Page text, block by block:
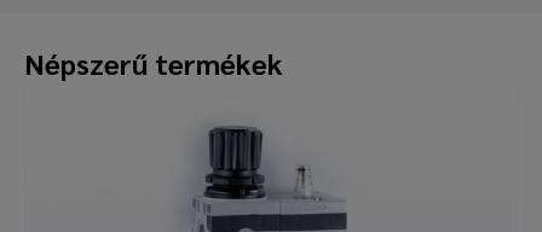
Népszerű termékek